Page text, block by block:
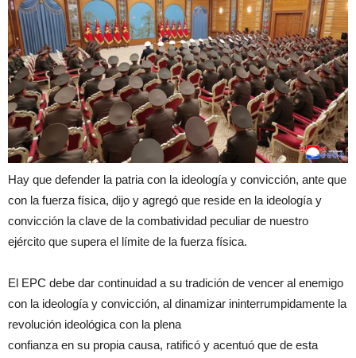
Hay que defender la patria con la ideología y convicción, ante que
con la fuerza física, dijo y agregó que reside en la ideología y
convicción la clave de la combatividad peculiar de nuestro
ejército que supera el límite de la fuerza física.
El EPC debe dar continuidad a su tradición de vencer al enemigo
con la ideología y convicción, al dinamizar ininterrumpidamente la
revolución ideológica con la plena
confianza en su propia causa, ratificó y acentuó que de esta